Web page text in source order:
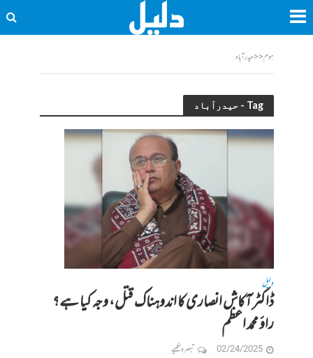
ہوم<<حیدرآباد
Tag - حیدرآباد
دلیل
ڈاکٹر آکاش انصاری کا اندوہناک قتل، وجہ کیا ہے؟
راؤ محمد اعظم
02/24/2025 تبصرہ لکھیے